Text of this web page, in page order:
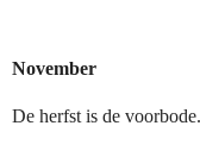
November
De herfst is de voorbode.